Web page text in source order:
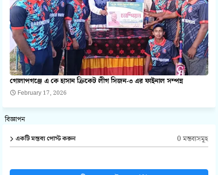
গোলাপগঞ্জে এ কে হাসান ক্রিকেট লীগ সিজন-৩ এর ফাইনাল সম্পন্ন
February 17, 2026
বিজ্ঞাপন
একটি মন্তব্য পোস্ট করুন 0 মন্তব্যসমূহ